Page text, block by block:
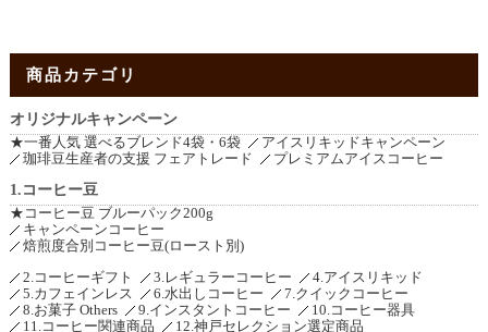
商品カテゴリ
オリジナルキャンペーン
★一番人気 選べるブレンド4袋・6袋
アイスリキッドキャンペーン
珈琲豆生産者の支援 フェアトレード
プレミアムアイスコーヒー
1.コーヒー豆
★コーヒー豆 ブルーパック200g
キャンペーンコーヒー
焙煎度合別コーヒー豆(ロースト別)
2.コーヒーギフト
3.レギュラーコーヒー
4.アイスリキッド
5.カフェインレス
6.水出しコーヒー
7.クイックコーヒー
8.お菓子 Others
9.インスタントコーヒー
10.コーヒー器具
11.コーヒー関連商品
12.神戸セレクション選定商品